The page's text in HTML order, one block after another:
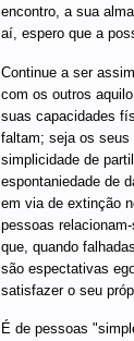
encontro, a sua
aí, espero que a
Continue a ser
com os outros
suas capacidades
faltam; seja os
simplicidade de
espontaniedade de
em via de extinção
pessoas
que, quando
são espectativas
satisfazer o seu
É de pessoas